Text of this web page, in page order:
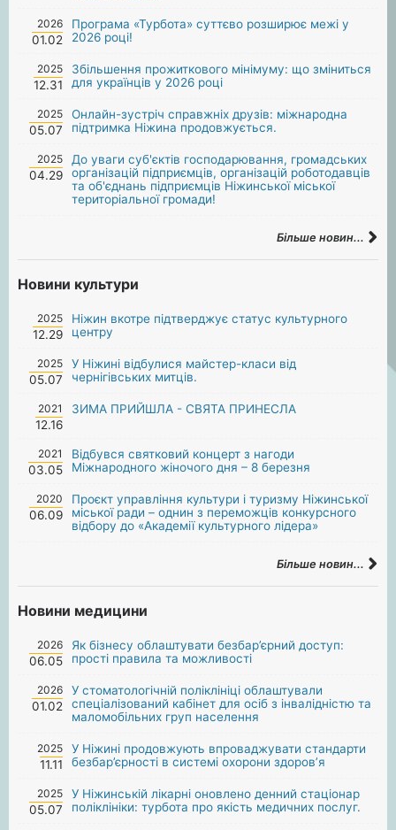
2026
01.02
Програма «Турбота» суттєво розширює межі у
2026 році!
2025
12.31
Збільшення прожиткового мінімуму: що зміниться
для українців у 2026 році
2025
05.07
Онлайн-зустріч справжніх друзів: міжнародна
підтримка Ніжина продовжується.
2025
04.29
До уваги суб'єктів господарювання, громадських
організацій підприємців, організацій роботодавців
та об'єднань підприємців Ніжинської міської
територіальної громади!
Більше новин...
Новини культури
2025
12.29
Ніжин вкотре підтверджує статус культурного
центру
2025
05.07
У Ніжині відбулися майстер-класи від
чернігівських митців.
2021
12.16
ЗИМА ПРИЙШЛА - СВЯТА ПРИНЕСЛА
2021
03.05
Відбувся святковий концерт з нагоди
Міжнародного жіночого дня – 8 березня
2020
06.09
Проєкт управління культури і туризму Ніжинської
міської ради – однин з переможців конкурсного
відбору до «Академії культурного лідера»
Більше новин...
Новини медицини
2026
06.05
Як бізнесу облаштувати безбар’єрний доступ:
прості правила та можливості
2026
01.02
У стоматологічній поліклініці облаштували
спеціалізований кабінет для осіб з інвалідністю та
маломобільних груп населення
2025
11.11
У Ніжині продовжують впроваджувати стандарти
безбар’єрності в системі охорони здоров’я
2025
05.07
У Ніжинській лікарні оновлено денний стаціонар
поліклініки: турбота про якість медичних послуг.